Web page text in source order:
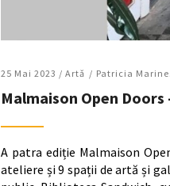
25 Mai 2023 / Artǎ Patricia
Malmaison Open
A patra ediție Malmaison
ateliere și 9 spații de artă și